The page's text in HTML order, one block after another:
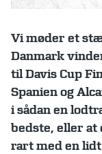
Vi møder et
Danmark
til Davis Cup
Spanien og
i sådan en
bedste, eller at
rart med en